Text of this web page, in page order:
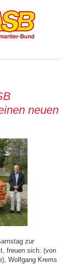
neuen
zur
freuen sich: (von
Wolfgang Krems